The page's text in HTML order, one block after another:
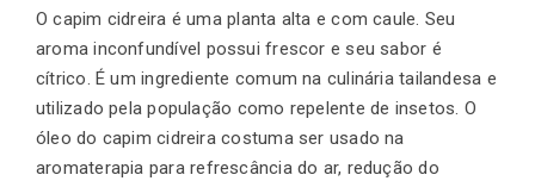
O capim cidreira é uma planta alta e com caule. Seu
aroma inconfundível possui frescor e seu sabor é
cítrico. É um ingrediente comum na culinária tailandesa e
utilizado pela população como repelente de insetos. O
óleo do capim cidreira costuma ser usado na
aromaterapia para refrescância do ar, redução do